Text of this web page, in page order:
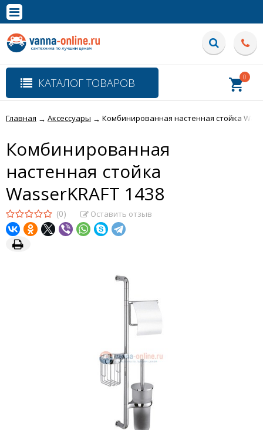
Полная версия сайта
КАТАЛОГ ТОВАРОВ 0
Главная → Аксессуары → Комбинированная настенная стойка
Комбинированная
настенная стойка
WasserKRAFT 1438
(0) Оставить отзыв